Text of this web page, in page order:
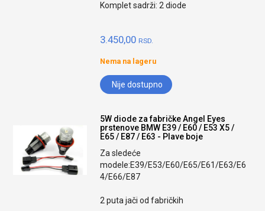
Komplet sadrži: 2 diode
3.450,00 RSD.
Nema na lageru
Nije dostupno
5W diode za fabričke Angel Eyes
prstenove BMW E39 / E60 / E53 X5 /
E65 / E87 / E63 - Plave boje
Za sledeće
modele:E39/E53/E60/E65/E61/E63/E6
4/E66/E87
2 puta jači od fabričkih